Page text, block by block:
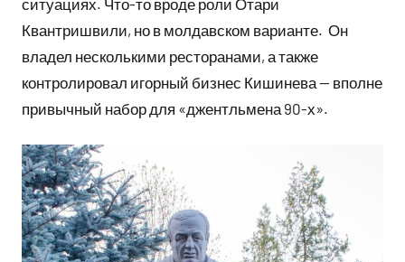
Квантришвили, но в молдавском варианте. Он
владел несколькими ресторанами, а также
контролировал игорный бизнес Кишинева — вполне
привычный набор для «джентльмена 90-х».